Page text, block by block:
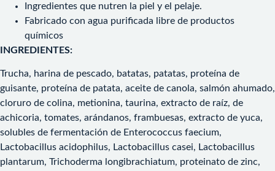
Ingredientes que nutren la piel y el pelaje.
Fabricado con agua purificada libre de productos
químicos
INGREDIENTES:
Trucha, harina de pescado, batatas, patatas, proteína de
guisante, proteína de patata, aceite de canola, salmón ahumado,
cloruro de colina, metionina, taurina, extracto de raíz, de
achicoria, tomates, arándanos, frambuesas, extracto de yuca,
solubles de fermentación de Enterococcus faecium,
Lactobacillus acidophilus, Lactobacillus casei, Lactobacillus
plantarum, Trichoderma longibrachiatum, proteinato de zinc,